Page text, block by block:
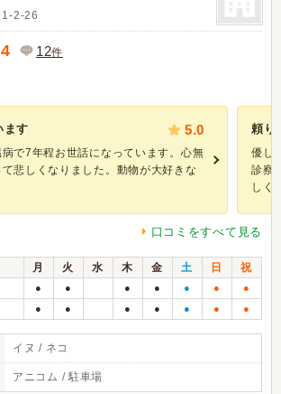
1-2-26
12件
ます 5.0
で7年程お世話になっています。心無
悲しくなりました。動物が大好きな
頼り
優し
診察
しく
口コミをすべて見る
月 火 水 木 金 土 日
祝
● ● ● ● ● ● ●
● ● ● ● ● ● ●
イヌ / ネコ
アニコム / 駐車場